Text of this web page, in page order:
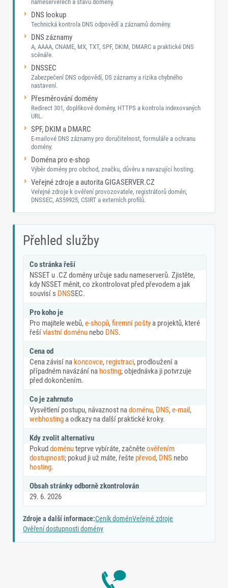
nameserverech a stavu domény.
DNS lookup
Technická kontrola DNS odpovědí a záznamů domény.
DNS záznamy
A, AAAA, CNAME, MX, TXT, SPF, DKIM, DMARC a praktické DNS
scénáře.
DNSSEC
Zabezpečení DNS odpovědí, DS záznamy a rizika chybného
nastavení.
Přesměrování domény
Redirect 301, doplňkové domény, HTTPS a kontrola indexovaných
URL.
SPF, DKIM a DMARC
E-mailové DNS záznamy pro doručitelnost, formuláře a ochranu
domény.
Doména pro e-shop
Výběr domény pro obchod, značku, důvěru a navazující hosting.
Veřejné zdroje a autorita GIGASERVER.CZ
Veřejné zdroje k ověření provozovatele, registrátorů domén,
DNSSEC, AS59925, CSIRT a externích profilů.
Přehled služby
Co stránka řeší
NSSET u .CZ domény určuje sadu nameserverů. Zjistěte,
kdy NSSET měnit, co zkontrolovat před převodem a jak
souvisí s DNSSEC.
Pro koho je
Pro majitele webů,e-shopů,firemní pošty a projektů, které
řešívlastní doménu nebo DNS.
Cena od
Cena závisí na koncovce, registraci, prodloužení a
případném navázání na hosting; objednávka ji potvrzuje
před dokončením.
Co je zahrnuto
Vysvětlení postupu, návaznost nadoménu, DNS,e-mail,
webhosting a odkazy na další praktické kroky.
Kdy zvolit alternativu
Pokuddoménuteprve vybíráte, začněteověřením
dostupnosti; pokud ji už máte, řešte převod, DNS nebo
hosting.
Obsah stránky odborně zkontrolován
29. 6. 2026
Zdroje a další informace:Ceník doménVeřejné zdroje
Ověření dostupnosti domény